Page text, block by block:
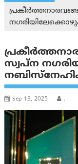
സ്വപ്ന
Sep 13, 2025 .